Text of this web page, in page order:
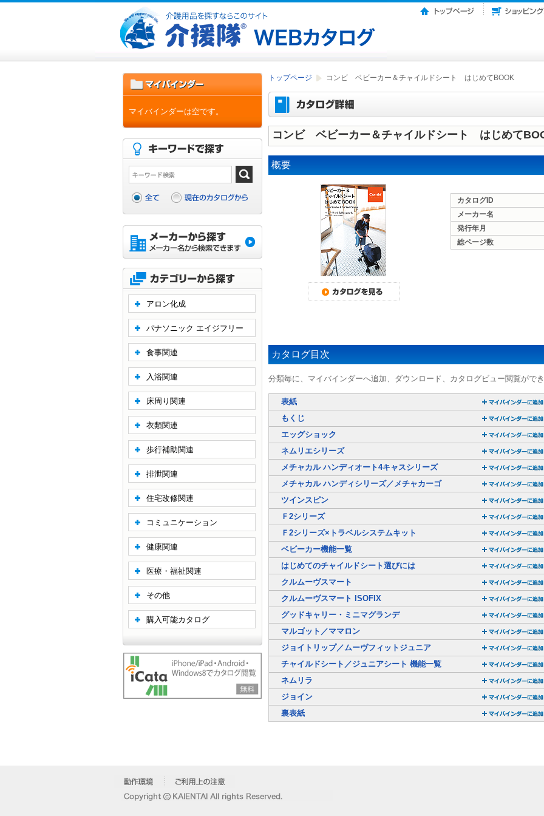
トップページ コンビ ベビーカー＆チャイルドシート はじめてBOOK
コンビ ベビーカー＆チャイルドシート はじめて
概要
カタログID
メーカー名
発行年月
総ページ数
カタログ目次
分類毎に、マイバインダーへ追加、ダウンロード、カタログビュー閲覧がで
表紙
もくじ
エッグショック
ネムリエシリーズ
メチャカル ハンディオート4キャスシリーズ
メチャカル ハンディシリーズ／メチャカーゴ
ツインスピン
Ｆ2シリーズ
Ｆ2シリーズ×トラベルシステムキット
ベビーカー機能一覧
はじめてのチャイルドシート選びには
クルムーヴスマート
クルムーヴスマート ISOFIX
グッドキャリー・ミニマグランデ
マルゴット／ママロン
ジョイトリップ／ムーヴフィットジュニア
チャイルドシート／ジュニアシート 機能一覧
ネムリラ
ジョイン
裏表紙
マイバインダーは空です。
アロン化成
パナソニック エイジフリー
食事関連
入浴関連
床周り関連
衣類関連
歩行補助関連
排泄関連
住宅改修関連
コミュニケーション
健康関連
医療・福祉関連
その他
購入可能カタログ